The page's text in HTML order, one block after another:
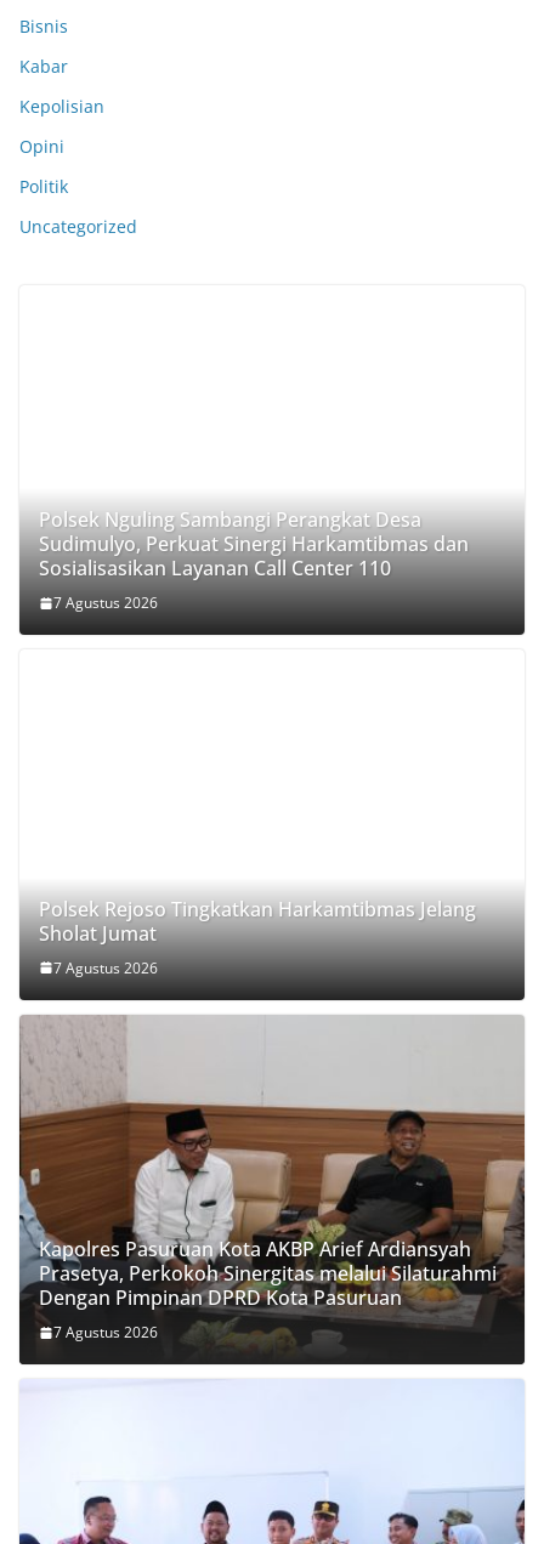
Bisnis
Kabar
Kepolisian
Opini
Politik
Uncategorized
Polsek Nguling Sambangi Perangkat Desa
Sudimulyo, Perkuat Sinergi Harkamtibmas dan
Sosialisasikan Layanan Call Center 110
7 Agustus 2026
Polsek Rejoso Tingkatkan Harkamtibmas Jelang
Sholat Jumat
7 Agustus 2026
Kapolres Pasuruan Kota AKBP Arief Ardiansyah
Prasetya, Perkokoh Sinergitas melalui Silaturahmi
Dengan Pimpinan DPRD Kota Pasuruan
7 Agustus 2026